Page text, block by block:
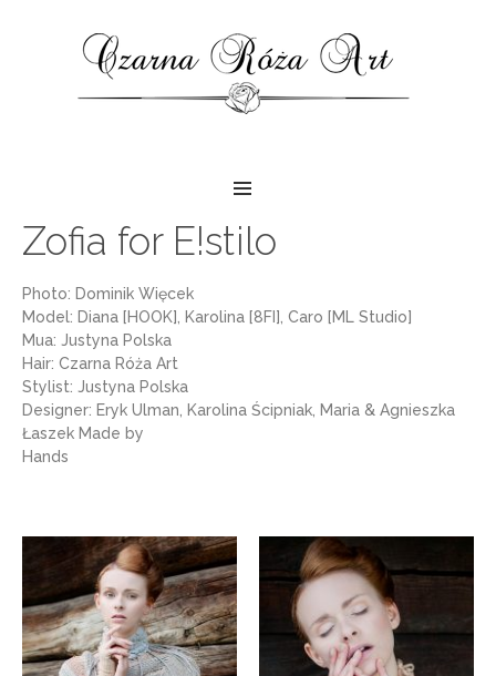
Zofia for E!stilo
Photo: Dominik Więcek
Model: Diana [HOOK], Karolina [8FI], Caro [ML Studio]
Mua: Justyna Polska
Hair: Czarna Róża Art
Stylist: Justyna Polska
Designer: Eryk Ulman, Karolina Ścipniak, Maria & Agnieszka
Łaszek Made by
Hands